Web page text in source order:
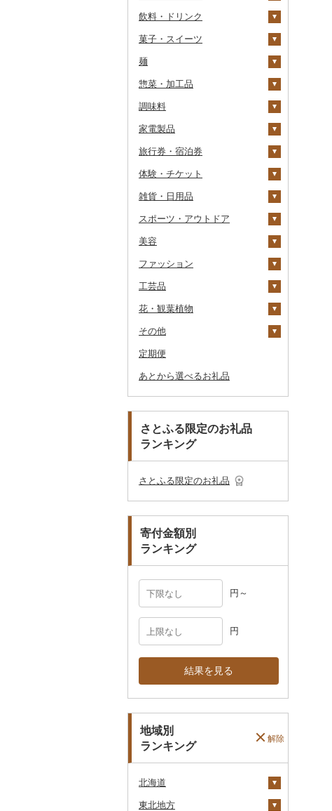
あか牛
宮崎牛
ふぐ
ブリ
その他鮮魚
その他果物
チーズ
ヨーグルト
バター
その他乳製品
ビール・発泡酒
ビール
地ビール・クラフトビ
日本酒
純米吟醸
大吟醸
吟醸
その他日本酒
芋焼酎
麦焼酎
米焼酎
黒糖焼酎
その他焼酎
梅酒
泡盛
ワイン
白ワイン
赤ワイン
シャンパン・スパーク
ウイスキー
リキュール・洋酒
甘酒
ノンアルコール
その他酒
飲料・ドリンク
水・ミネラルウォーター
飲料
コーヒー豆
粉
ドリップ
茶
飲料
茶葉・ティーバッグ
静岡茶
足柄茶
知覧茶
八女茶
果汁飲料
りんごジュース
みかんジュース（オレ
紅茶
飲料
茶葉・ティーバッグ
その他飲料・ジュース
野菜ジュース
炭酸飲料
豆乳
菓子・スイーツ
クッキー
焼き菓子
プリン
ゼリー
チョコレート
カステラ
アイス・ジェラート
その他洋菓子
煎餅・おかき
羊羹
饅頭
大福
その他和菓子
麺
ラーメン
うどん
そば
パスタ
ひやむぎ
そうめん
その他麺
惣菜・加工品
惣菜
餃子
シュウマイ
コロッケ
その他惣菜
カレー・シチュー
カレー
シチュー
鍋
肉
魚
その他鍋
ピザ
レトルト
スープ
豆腐・納豆
豆腐
漬物
キムチ
その他漬物
缶詰・瓶詰
肉
魚
ジャム
その他缶詰・瓶詰
乾物
燻製（スモーク）
おせち
その他加工品
調味料
砂糖
塩
醤油
味噌
酢
だし
食用油
オリーブオイル
ごま油
はちみつ
ドレッシング
その他調味料
ケチャップ
こしょう
その他調味料
家電製品
季節・空調家電
キッチン家電
照明器具
パソコン・周辺機器
TV・オーディオ・カメラ
美容・健康家電
カー用品
時計
その他家電
旅行券・宿泊券
旅行券
JTBふるさと旅行クー
その他旅行券
宿泊券
体験・チケット
PayPay商品券
食事券
温泉・サウナ・スパ利用
券
GDOふるさとゴルフ
プレークーポン
その他のゴルフプレー
花火大会チケット
カタログギフト
雑貨・日用品
家具・インテリア
机・テーブル
その他家具・インテリ
寝具
布団
毛布
タオルケット
タオル
その他タオル
文房具・印鑑
ボールペン
ノート・ファイル
その他文房具
食器
グラス・カップ
箸
スプーン・フォーク・
ナイフ
皿・椀
その他食器
キッチン用品
フライパン
鍋
まな板
土鍋
日用品
洗剤
トイレットペーパー
ティッシュ
その他日用品
楽器・器材
本・CD・DVD
おもちゃ・ぬいぐるみ
ご当地キャラクター
ペット用品
その他雑貨
スポーツ・アウトドア
ゴルフ
ゴルフボール
ゴルフウェア
その他ゴルフ
釣り
サイクリング
アウトドア・キャンプ
その他スポーツ
その他スポーツ
美容
スキンケア
洗顔
その他スキンケア
シャンプー・リンス
石鹸・ボディーソープ
入浴剤
アロマ
プロテイン
その他美容
ファッション
鞄・バッグ
トートバッグ・ショル
ツケース
その他鞄・バッグ
洋服
女性・レディース
子供・ベビー
その他洋服
和服
靴・履物
靴・シューズ
スリッパ・下駄・草履
その他靴・履物
アクセサリー
ペンダント・ネックレ
ス
ピアス・イヤリング
その他アクセサリー
その他服飾小物
ショール・ストール
マフラー・手袋
工芸品
織物
本場奄美大島紬
陶器・漆器
唐津焼
備前焼
美濃焼
村上木彫堆朱
その他装飾品・工芸品
数珠
工芸品
播州そろばん
美濃和紙
花・観葉植物
観葉植物・苗木
花
胡蝶蘭
造花・プリザーブドフ
ラワー
その他花
盆栽・その他
その他
地域サービス
その他
定期便
あとから選べるお礼品
さとふる限定のお礼品
ランキング
さとふる限定のお礼品
寄付金額別
ランキング
円～
円
結果を見る
地域別
ランキング
解除
北海道
安平町
東北地方